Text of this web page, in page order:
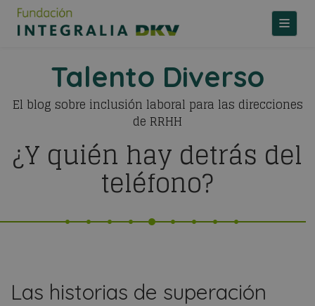
Talento Diverso
El blog sobre inclusión laboral para las direcciones
de RRHH
¿Y quién hay detrás del
teléfono?
Las historias de superación